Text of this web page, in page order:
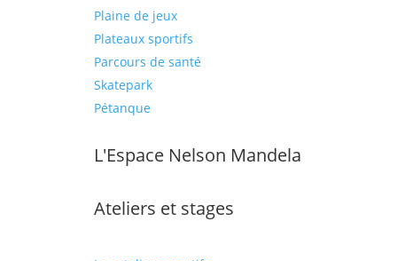
Plaine de jeux
Plateaux sportifs
Parcours de santé
Skatepark
Pétanque
L'Espace Nelson Mandela
Ateliers et stages